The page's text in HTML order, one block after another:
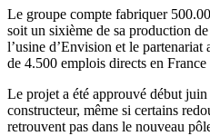
Le groupe compte fabriquer
soit un sixième de sa production
l’usine d’Envision et le
de 4.500 emplois directs en France
Le projet a été approuvé début
constructeur, même si certains
retrouvent pas dans le nouveau